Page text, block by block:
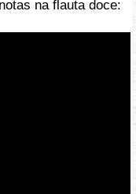
na flauta doce: